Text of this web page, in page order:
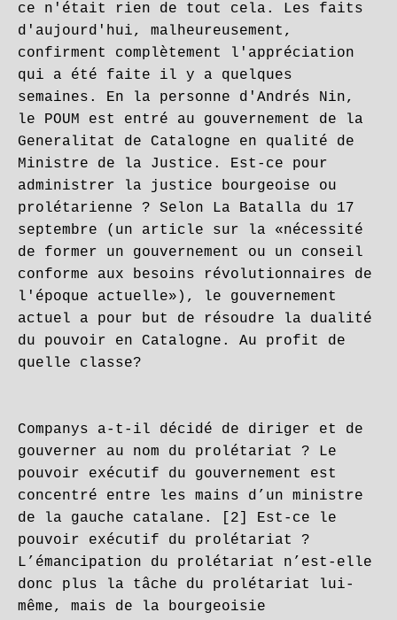
ce n'était rien de tout cela. Les faits
d'aujourd'hui, malheureusement,
confirment complètement l'appréciation
qui a été faite il y a quelques
semaines. En la personne d'Andrés Nin,
le POUM est entré au gouvernement de la
Generalitat de Catalogne en qualité de
Ministre de la Justice. Est-ce pour
administrer la justice bourgeoise ou
prolétarienne ? Selon La Batalla du 17
septembre (un article sur la «nécessité
de former un gouvernement ou un conseil
conforme aux besoins révolutionnaires de
l'époque actuelle»), le gouvernement
actuel a pour but de résoudre la dualité
du pouvoir en Catalogne. Au profit de
quelle classe?
Companys a-t-il décidé de diriger et de
gouverner au nom du prolétariat ? Le
pouvoir exécutif du gouvernement est
concentré entre les mains d’un ministre
de la gauche catalane. [2] Est-ce le
pouvoir exécutif du prolétariat ?
L’émancipation du prolétariat n’est-elle
donc plus la tâche du prolétariat lui-
même, mais de la bourgeoisie